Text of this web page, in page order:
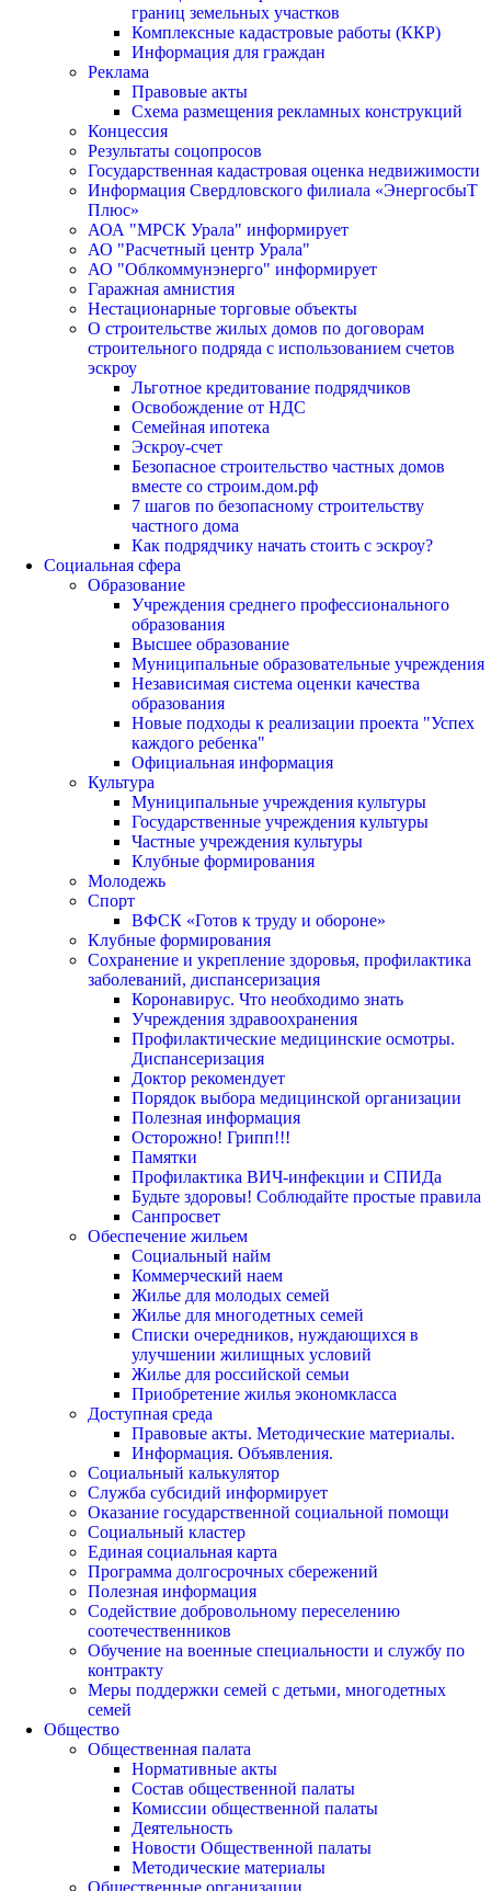
границ земельных участков
Комплексные кадастровые работы (ККР)
Информация для граждан
Реклама
Правовые акты
Схема размещения рекламных конструкций
Концессия
Результаты соцопросов
Государственная кадастровая оценка недвижимости
Информация Свердловского филиала «ЭнергосбыТ
Плюс»
АОА "МРСК Урала" информирует
АО "Расчетный центр Урала"
АО "Облкоммунэнерго" информирует
Гаражная амнистия
Нестационарные торговые объекты
О строительстве жилых домов по договорам
строительного подряда с использованием счетов
эскроу
Льготное кредитование подрядчиков
Освобождение от НДС
Семейная ипотека
Эскроу-счет
Безопасное строительство частных домов
вместе со строим.дом.рф
7 шагов по безопасному строительству
частного дома
Как подрядчику начать стоить с эскроу?
Социальная сфера
Образование
Учреждения среднего профессионального
образования
Высшее образование
Муниципальные образовательные учреждения
Независимая система оценки качества
образования
Новые подходы к реализации проекта "Успех
каждого ребенка"
Официальная информация
Культура
Муниципальные учреждения культуры
Государственные учреждения культуры
Частные учреждения культуры
Клубные формирования
Молодежь
Спорт
ВФСК «Готов к труду и обороне»
Клубные формирования
Сохранение и укрепление здоровья, профилактика
заболеваний, диспансеризация
Коронавирус. Что необходимо знать
Учреждения здравоохранения
Профилактические медицинские осмотры.
Диспансеризация
Доктор рекомендует
Порядок выбора медицинской организации
Полезная информация
Осторожно! Грипп!!!
Памятки
Профилактика ВИЧ-инфекции и СПИДа
Будьте здоровы! Соблюдайте простые правила
Санпросвет
Обеспечение жильем
Социальный найм
Коммерческий наем
Жилье для молодых семей
Жилье для многодетных семей
Списки очередников, нуждающихся в
улучшении жилищных условий
Жилье для российской семьи
Приобретение жилья экономкласса
Доступная среда
Правовые акты. Методические материалы.
Информация. Объявления.
Социальный калькулятор
Служба субсидий информирует
Оказание государственной социальной помощи
Социальный кластер
Единая социальная карта
Программа долгосрочных сбережений
Полезная информация
Содействие добровольному переселению
соотечественников
Обучение на военные специальности и службу по
контракту
Меры поддержки семей с детьми, многодетных
семей
Общество
Общественная палата
Нормативные акты
Состав общественной палаты
Комиссии общественной палаты
Деятельность
Новости Общественной палаты
Методические материалы
Общественные организации